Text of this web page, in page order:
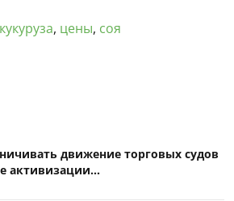
кукуруза, цены, соя
движение торговых судов
активизации...